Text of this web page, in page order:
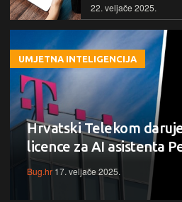
22. veljače 2025.
UMJETNA INTELIGENCIJA
Hrvatski Telekom
licence za AI asistenta
Bug.hr 17. veljače 2025.